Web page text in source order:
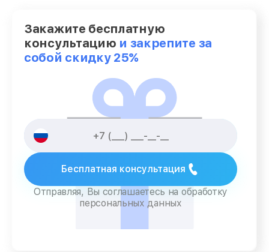
Закажите бесплатную
консультацию и закрепите за
собой скидку 25%
Бесплатная консультация
Отправляя, Вы соглашаетесь на обработку
персональных данных